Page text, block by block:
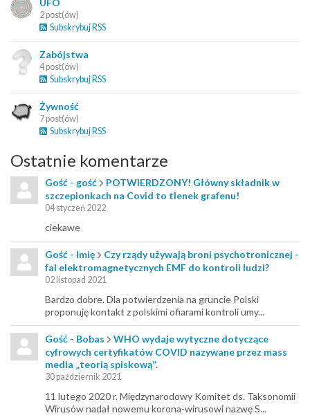
2 post(ów)
Subskrybuj RSS
Zabójstwa
4 post(ów)
Subskrybuj RSS
Żywność
7 post(ów)
Subskrybuj RSS
Ostatnie komentarze
Gość - gość
POTWIERDZONY! Główny składnik w
szczepionkach na Covid to tlenek grafenu!
04 styczeń 2022
ciekawe
Gość - Imię
Czy rządy używają broni psychotronicznej -
fal elektromagnetycznych EMF do kontroli ludzi?
02 listopad 2021
Bardzo dobre. Dla potwierdzenia na gruncie Polski
proponuję kontakt z polskimi ofiarami kontroli umy...
Gość - Bobas
WHO wydaje wytyczne dotyczące
cyfrowych certyfikatów COVID nazywane przez mass
media „teorią spiskową”.
30 październik 2021
11 lutego 2020 r. Międzynarodowy Komitet ds. Taksonomii
Wirusów nadał nowemu korona-wirusowi nazwę S...